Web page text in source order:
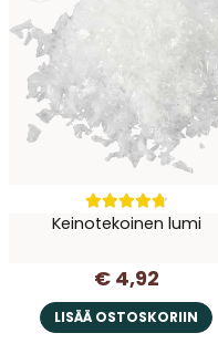
Keinotekoinen lumi
€ 4,92
LISÄÄ OSTOSKORIIN